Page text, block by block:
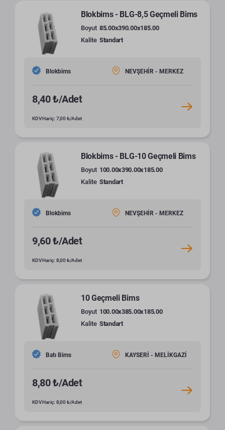
Blokbims - BLG-8,5 Geçmeli Bims
Boyut 85.00x390.00x185.00
Kalite Standart
Blokbims NEVŞEHİR - MERKEZ
8,40 ₺/Adet
KDV Hariç: 7,00 ₺/Adet
Blokbims - BLG-10 Geçmeli Bims
Boyut 100.00x390.00x185.00
Kalite Standart
Blokbims NEVŞEHİR - MERKEZ
9,60 ₺/Adet
KDV Hariç: 8,00 ₺/Adet
10 Geçmeli Bims
Boyut 100.00x385.00x185.00
Kalite Standart
Batı Bims KAYSERİ - MELİKGAZİ
8,80 ₺/Adet
KDV Hariç: 8,00 ₺/Adet